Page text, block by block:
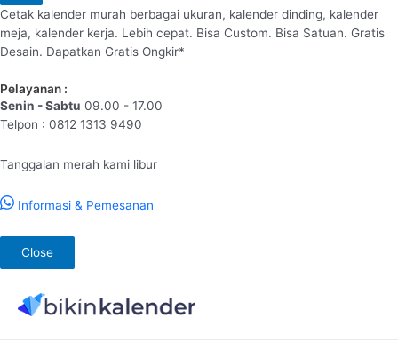
Cetak kalender murah berbagai ukuran, kalender dinding, kalender
meja, kalender kerja. Lebih cepat. Bisa Custom. Bisa Satuan. Gratis
Desain. Dapatkan Gratis Ongkir*
Pelayanan :
Senin - Sabtu 09.00 - 17.00
Telpon : 0812 1313 9490
Tanggalan merah kami libur
Informasi & Pemesanan
Close
konten